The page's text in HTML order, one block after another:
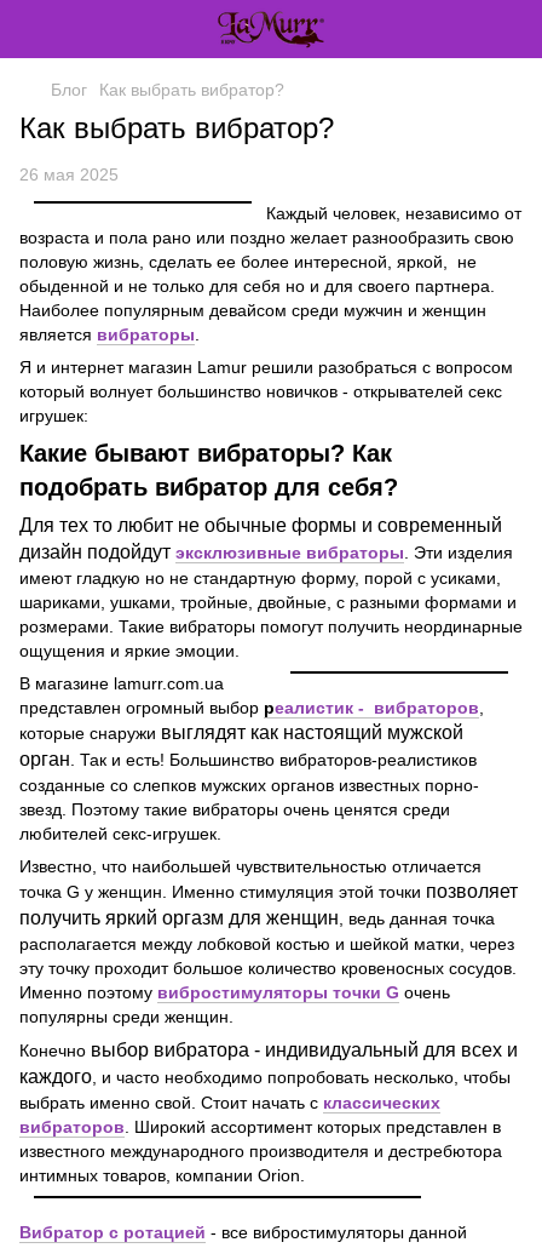
Блог Как выбрать вибратор?
Как выбрать вибратор?
26 мая 2025
Каждый человек, независимо от
возраста и пола рано или поздно желает разнообразить свою
половую жизнь, сделать ее более интересной, яркой, не
обыденной и не только для себя но и для своего партнера.
Наиболее популярным девайсом среди мужчин и женщин
является вибраторы
Я и интернет магазин Lamur решили разобраться с вопросом
который волнует большинство новичков - открывателей секс
игрушек:
Какие бывают вибраторы? Как
подобрать вибратор для себя?
Для тех то любит не обычные формы и современный
дизайн подойдут эксклюзивные вибраторы . Эти изделия
имеют гладкую но не стандартную форму, порой с усиками,
шариками, ушками, тройные, двойные, с разными формами и
розмерами. Такие вибраторы помогут получить неординарные
ощущения и яркие эмоции.
В магазине lamurr.com.ua
представлен огромный выбор реалистик - вибраторов
которые снаружи выглядят как настоящий мужской
орган Так и есть! Большинство вибраторов-реалистиков
созданные со слепков мужских органов известных порно-
звезд. Поэтому такие вибраторы очень ценятся среди
любителей секс-игрушек.
Известно, что наибольшей чувствительностью отличается
точка G у женщин. Именно стимуляция этой точки позволяет
получить яркий оргазм для женщин , ведь данная точка
располагается между лобковой костью и шейкой матки, через
эту точку проходит большое количество кровеносных сосудов.
Именно поэтому вибростимуляторы точки G очень
популярны среди женщин.
Конечно выбор вибратора - индивидуальный для всех и
каждого и часто необходимо попробовать несколько, чтобы
выбрать именно свой. Стоит начать с классических
вибраторов . Широкий ассортимент которых представлен в
известного международного производителя и дестребютора
интимных товаров, компании Orion.
Вибратор с ротацией - все вибростимуляторы данной